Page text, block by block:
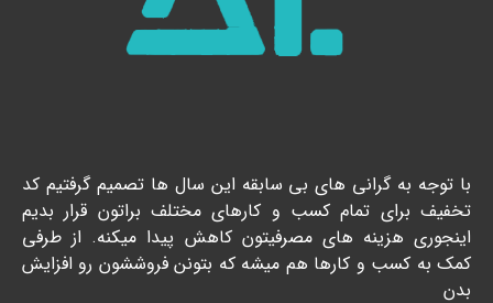
با توجه به گرانی های بی سابقه این سال ها تصمیم گرفتیم کد
تخفیف برای تمام کسب و کارهای مختلف براتون قرار بدیم
اینجوری هزینه های مصرفیتون کاهش پیدا میکنه. از طرفی
کمک به کسب و کارها هم میشه که بتونن فروششون رو افزایش
بدن